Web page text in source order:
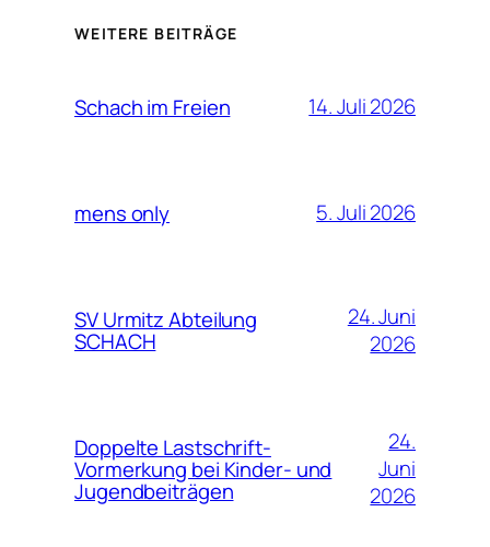
WEITERE BEITRÄGE
Schach im Freien 14. Juli 2026
mens only 5. Juli 2026
SV Urmitz Abteilung
SCHACH
24. Juni
2026
Doppelte Lastschrift-
Vormerkung bei Kinder- und
Jugendbeiträgen
24.
Juni
2026